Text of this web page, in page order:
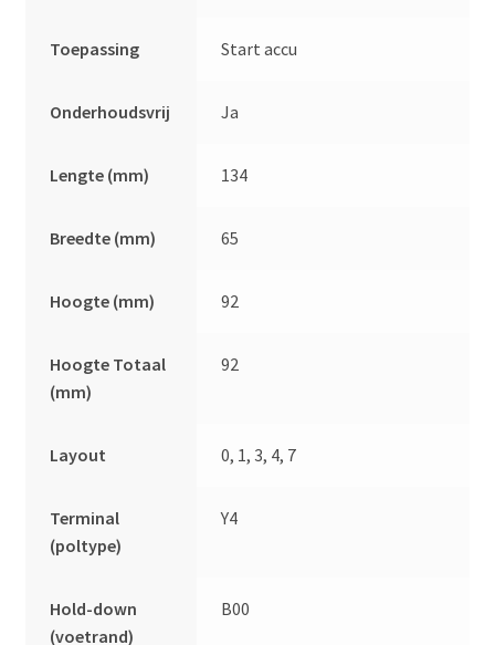
Toepassing Start accu
Onderhoudsvrij Ja
Lengte (mm) 134
Breedte (mm) 65
Hoogte (mm) 92
Hoogte Totaal
(mm)
92
Layout 0, 1, 3, 4, 7
Terminal
(poltype)
Y4
Hold-down
(voetrand)
B00